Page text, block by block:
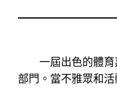
一屆出色的體
部門。當不雅眾和